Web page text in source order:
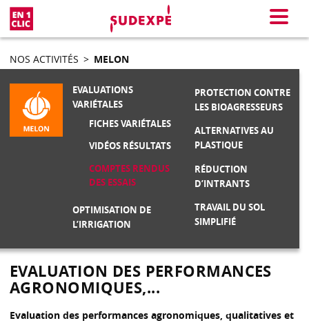
Menu
NOS ACTIVITÉS > MELON
EVALUATIONS
VARIÉTALES
FICHES VARIÉTALES
VIDÉOS RÉSULTATS
COMPTES RENDUS
DES ESSAIS
OPTIMISATION DE
L’IRRIGATION
PROTECTION CONTRE
LES BIOAGRESSEURS
ALTERNATIVES AU
PLASTIQUE
RÉDUCTION
D’INTRANTS
TRAVAIL DU SOL
SIMPLIFIÉ
EVALUATION DES PERFORMANCES
AGRONOMIQUES,...
Evaluation des performances agronomiques, qualitatives et